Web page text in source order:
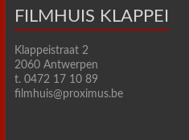
FILMHUIS KLAPPEI
Klappeistraat 2
2060 Antwerpen
t. 0472 17 10 89
filmhuis@proximus.be